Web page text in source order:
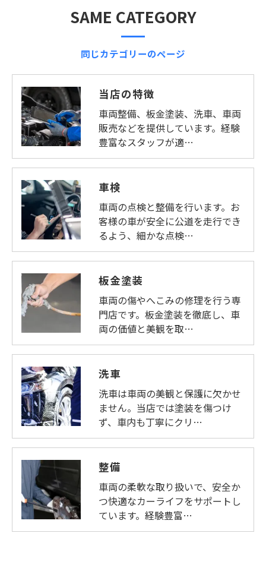
同じカテゴリーのページ
SAME CATEGORY
当店の特徴
車両整備、板金塗装、洗車、車両
販売などを提供しています。経験
豊富なスタッフが適…
車検
車両の点検と整備を行います。お
客様の車が安全に公道を走行でき
るよう、細かな点検…
板金塗装
車両の傷やへこみの修理を行う専
門店です。板金塗装を徹底し、車
両の価値と美観を取…
洗車
洗車は車両の美観と保護に欠かせ
ません。当店では塗装を傷つけ
ず、車内も丁寧にクリ…
整備
車両の柔軟な取り扱いで、安全か
つ快適なカーライフをサポートし
ています。経験豊富…